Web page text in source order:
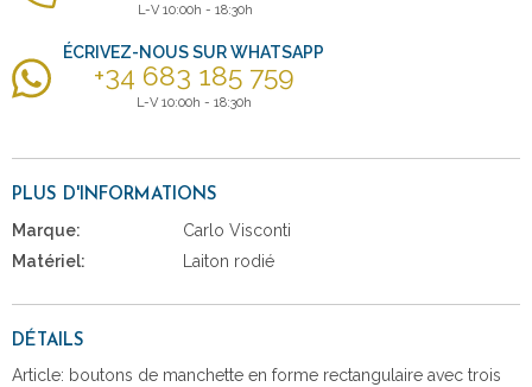
L-V 10:00h - 18:30h
ÉCRIVEZ-NOUS SUR WHATSAPP
+34 683 185 759
L-V 10:00h - 18:30h
PLUS D'INFORMATIONS
Marque:
Carlo Visconti
Matériel:
Laiton rodié
DÉTAILS
Article: boutons de manchette en forme rectangulaire avec trois